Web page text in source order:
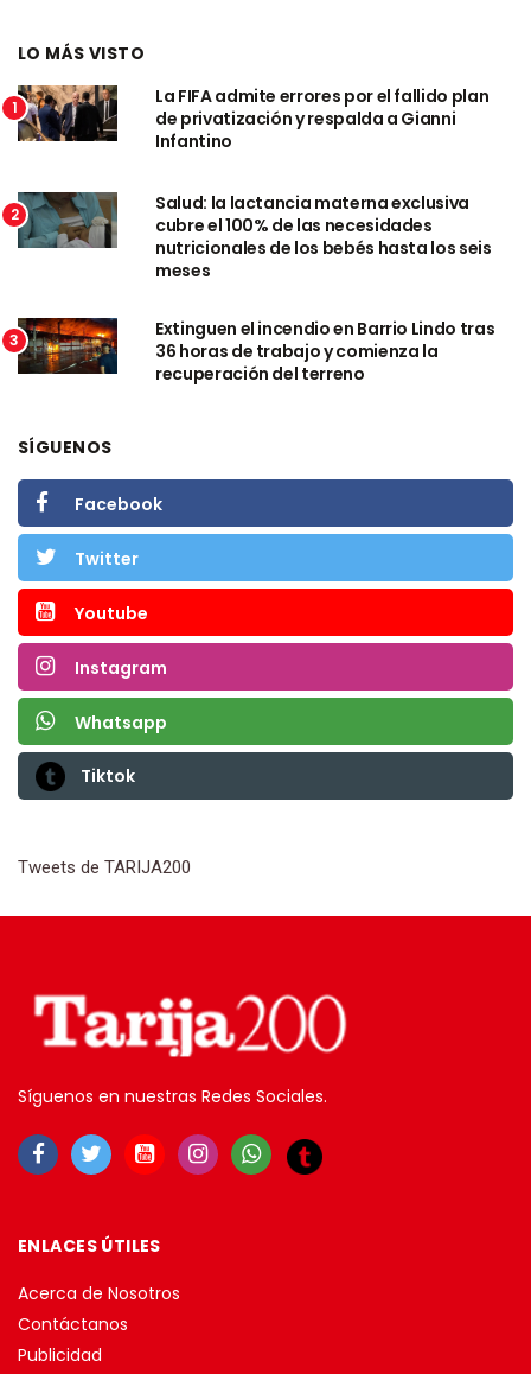
LO MÁS VISTO
1
La FIFA admite errores por el fallido plan
de privatización y respalda a Gianni
Infantino
2
Salud: la lactancia materna exclusiva
cubre el 100% de las necesidades
nutricionales de los bebés hasta los seis
meses
3
Extinguen el incendio en Barrio Lindo tras
36 horas de trabajo y comienza la
recuperación del terreno
SÍGUENOS
Facebook
Twitter
Youtube
Instagram
Whatsapp
Tiktok
Tweets de TARIJA200
Síguenos en nuestras Redes Sociales.
ENLACES ÚTILES
Acerca de Nosotros
Contáctanos
Publicidad